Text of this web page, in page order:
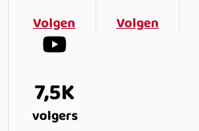
Volgen
Volgen
7,5K
volgers